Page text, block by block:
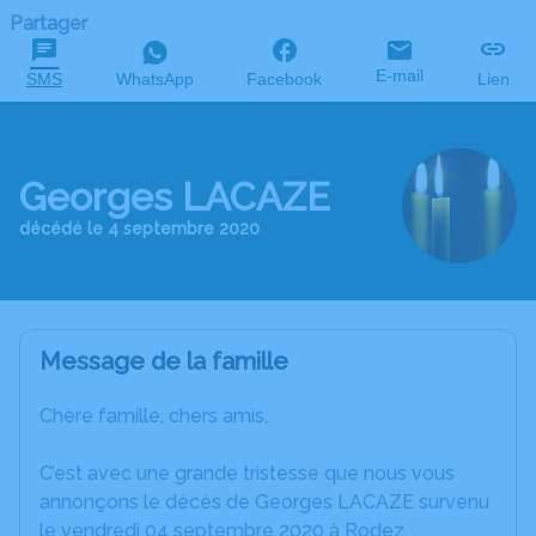
Partager
SMS WhatsApp Facebook E-mail Lien
Georges LACAZE
décédé le 4 septembre 2020
Message de la famille
Chère famille, chers amis,
C’est avec une grande tristesse que nous vous
annonçons le décès de Georges LACAZE survenu
le vendredi 04 septembre 2020 à Rodez.